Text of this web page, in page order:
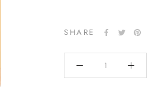
SHARE